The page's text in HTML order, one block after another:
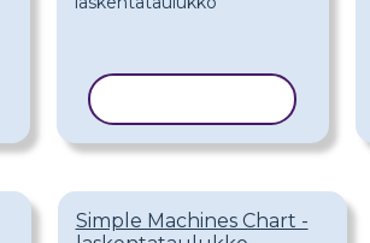
Simple Machines Chart -